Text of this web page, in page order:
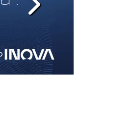
templates.template-